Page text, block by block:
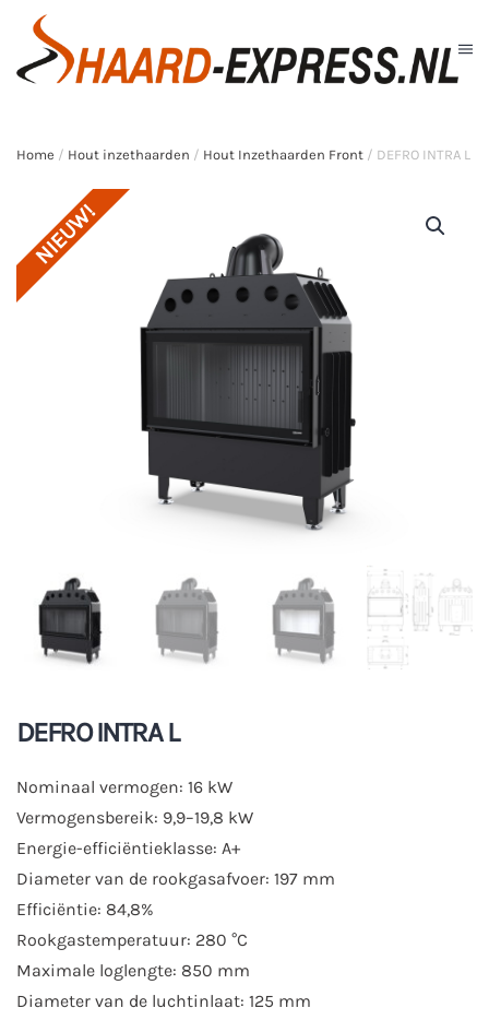
Skip to main content
Home / Hout inzethaarden / Hout Inzethaarden Front / DEFRO INTRA L
NIEUW!
DEFRO INTRA L
Nominaal vermogen: 16 kW
Vermogensbereik: 9,9–19,8 kW
Energie-efficiëntieklasse: A+
Diameter van de rookgasafvoer: 197 mm
Efficiëntie: 84,8%
Rookgastemperatuur: 280 °C
Maximale loglengte: 850 mm
Diameter van de luchtinlaat: 125 mm